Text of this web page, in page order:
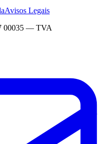
Avisos Legais
00035 — TVA